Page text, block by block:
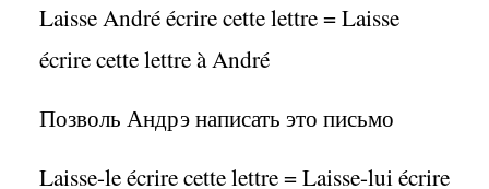
Laisse André écrire cette lettre = Laisse
écrire cette lettre à André
Позволь Андрэ написать это письмо
Laisse-le écrire cette lettre = Laisse-lui écrire